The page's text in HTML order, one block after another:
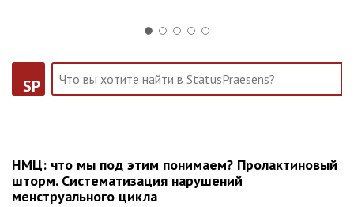
SP
НМЦ: что мы под этим понимаем? Пролактиновый
шторм. Систематизация нарушений
менструального цикла